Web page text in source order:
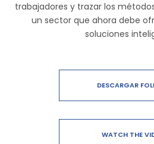
trabajadores y trazar los
un sector que ahora debe
soluciones
DESCARGAR
WATCH THE